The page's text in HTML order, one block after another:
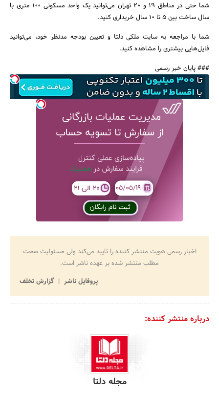
شما حتی در مناطق 19 و 20 تهران می‌توانید یک واحد مسکونی 100 متری با
سال ساخت بین 5 تا 10 سال خریداری کنید.
شما با مراجعه به سایت ملکی دلتا و تعیین بودجه مدنظر خود، می‌توانید
فایل‌هایی بیشتری را مشاهده کنید.
### پایان خبر رسمی
اخبار رسمی هویت منتشر کننده را تایید می‌کند ولی مسئولیت صحت
مطلب منتشر شده بر عهده ناشر است.
پروفایل ناشر
گزارش تخلف
درباره منتشر کننده:
مجله دلتا